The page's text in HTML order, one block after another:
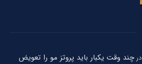
درچند وقت یکبار باید پروتز مو را تعویض